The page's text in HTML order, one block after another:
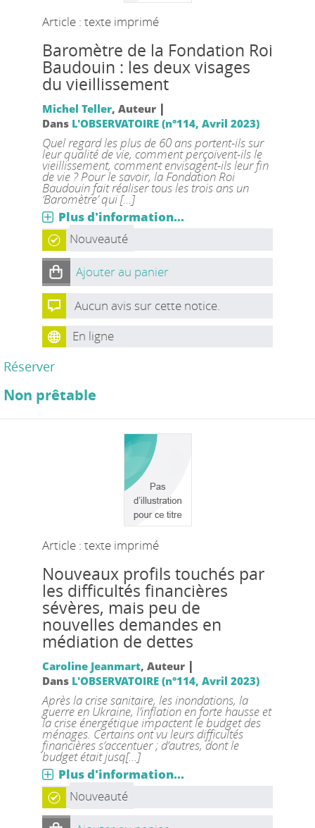
Article : texte imprimé
Baromètre de la Fondation Roi
Baudouin : les deux visages
du vieillissement
Michel Teller, Auteur |
Dans L'OBSERVATOIRE (n°114, Avril 2023)
Quel regard les plus de 60 ans portent-ils sur
leur qualité de vie, comment perçoivent-ils le
vieillissement, comment envisagent-ils leur fin
de vie ? Pour le savoir, la Fondation Roi
Baudouin fait réaliser tous les trois ans un
‘Baromètre’ qui [...]
Plus d'information...
Nouveauté
Ajouter au panier
Aucun avis sur cette notice.
En ligne
Réserver
Non prêtable
Article : texte imprimé
Nouveaux profils touchés par
les difficultés financières
sévères, mais peu de
nouvelles demandes en
médiation de dettes
Caroline Jeanmart, Auteur |
Dans L'OBSERVATOIRE (n°114, Avril 2023)
Après la crise sanitaire, les inondations, la
guerre en Ukraine, l’inflation en forte hausse et
la crise énergétique impactent le budget des
ménages. Certains ont vu leurs difficultés
financières s’accentuer ; d’autres, dont le
budget était jusq[...]
Plus d'information...
Nouveauté